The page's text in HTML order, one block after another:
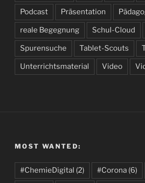
Podcast Präsentation
reale Begegnung Schul-Cloud
Spurensuche Tablet-Scouts
Unterrichtsmaterial Video
MOST WANTED:
#ChemieDigital (2) #Corona (6)